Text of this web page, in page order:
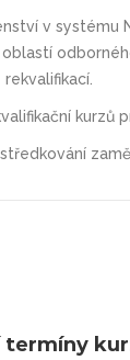
v systému
oblastí
rekvalifikací.
kurzů
termíny